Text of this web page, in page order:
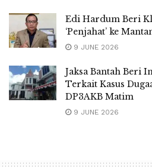
Edi Hardum Beri
‘Penjahat’ ke
9 JUNE 2026
Jaksa Bantah Beri
Terkait Kasus
DP3AKB Matim
9 JUNE 2026